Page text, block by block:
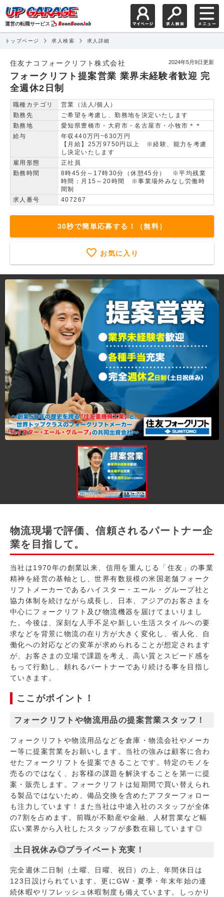
運営の転職サービス
トップページ 求人検索 求人詳細
住友ナコフォークリフト株式会社 2024年5月9日更新
フォークリフト提案営業 業界未経験者歓迎 完
全週休2日制
職種カテゴリ
営業（法人/個人）
勤務先
ご希望を考慮し、勤務地を決定いたします
勤務地
愛知県豊橋市・大府市・名古屋市・小牧市＊＊
給与
年収440万円~630万円
【月給】25万9750円以上 ※経験、能力を考慮
し決定いたします
雇用形態
正社員
勤務時間
8時45分～17時30分（休憩45分） ※平均残業
時間：月15～20時間 ※事業場外みなし労働時
間制
求人番号
407267
30秒で簡単応募する！（無料）
お気に入り
物流現場で評価、信頼されるパートナー企
業を目指して。
当社は1970年の創業以来、信用を重んじる「住友」の事業
精神を経営の基軸とし、世界有数規模の米国老舗フォーク
リフトメーカーであるハイスター・エール・グループ社と
協力体制を続けながら成長し、日本、アジアのお客さまを
中心にフォークリフト及び物流機器を届けてまいりまし
た。今後は、深刻な人手不足や新しい生活スタイルへの要
求などを背景に物流の在り方が大きく変化し、省人化、自
働化への対応などの変革が求められることが想定されます
が、お客さまの立場で課題を考え、高い質とスピード感を
もって行動し、頼れるパートナーであり続ける事を目指し
ていきます。
ここがポイント！
フォークリフトや物流用品の提案営業スタッフ！
フォークリフトや物流用品などを倉庫・物流会社やメーカ
ー等に提案営業をお願いします。当社の強みは顧客に合わ
せたフォークリフトを提案できることです。特定のモノを
売るのではなく、お客様の課題を解決することを第一に提
案・販売します。フォークリフトは短期間で買い替えられ
る製品ではないため、備品交換を含めたアフターフォロー
も注力しています！また当社は中途入社のスタッフが全体
の7割を占めます。前職が不動産や金融、人材営業など幅
広い業界から入社したスタッフが多数在籍しています◎
土日祝休み◎プライベート充実！
完全週休二日制（土曜、日曜、祝日）の上、年間休日は
123日設けられています。更にGW・夏季・年末年始の連
続休暇やリフレッシュ休暇制度も備えています。しっかり